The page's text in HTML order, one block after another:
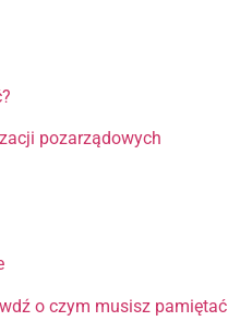
pozarządowych
o czym musisz pamiętać